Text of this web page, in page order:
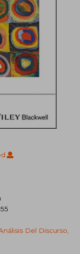
Del Discurso,